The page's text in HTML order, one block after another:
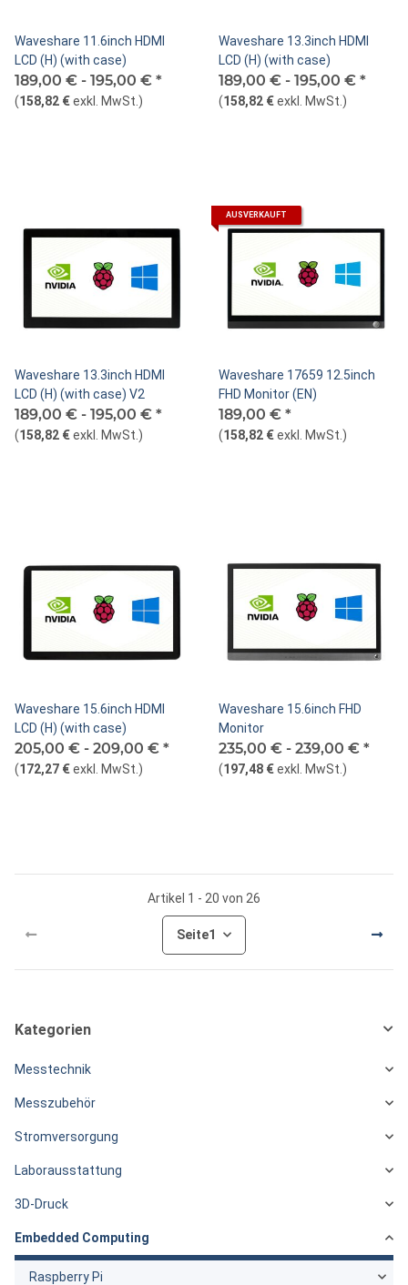
Waveshare 11.6inch HDMI
LCD (H) (with case)
189,00 € - 195,00 € *
(158,82 €exkl. MwSt. )
Waveshare 13.3inch HDMI
LCD (H) (with case)
189,00 € - 195,00 € *
(158,82 €exkl. MwSt. )
Waveshare 13.3inch HDMI
LCD (H) (with case) V2
189,00 € - 195,00 € *
(158,82 €exkl. MwSt. )
AUSVERKAUFT
Waveshare 17659 12.5inch
FHD Monitor (EN)
189,00 € *
(158,82 €exkl. MwSt. )
Waveshare 15.6inch HDMI
LCD (H) (with case)
205,00 € - 209,00 € *
(172,27 €exkl. MwSt. )
Waveshare 15.6inch FHD
Monitor
235,00 € - 239,00 € *
(197,48 €exkl. MwSt. )
Artikel 1 - 20 von 26
Seite1
Kategorien
Messtechnik
Messzubehör
Stromversorgung
Laborausstattung
3D-Druck
Embedded Computing
Raspberry Pi